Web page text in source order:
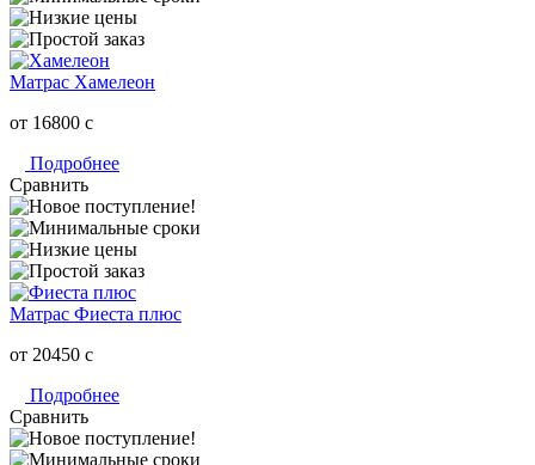
Матрас Хамелеон
от 16800 c
Подробнее
Сравнить
Матрас Фиеста плюс
от 20450 c
Подробнее
Сравнить